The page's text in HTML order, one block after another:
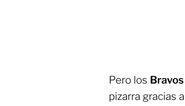
Pero los Bravos
pizarra gracias